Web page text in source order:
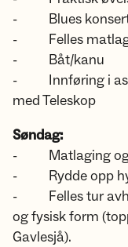
- Blues konsert
- Felles
- Båt/kanu
- Innføring i
med Teleskop
Søndag:
- Matlaging og
- Rydde opp
- Felles tur
og fysisk form
Gavlesjå).